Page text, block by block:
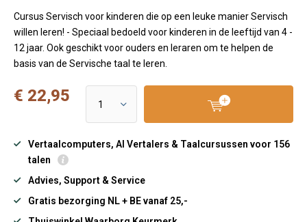
Cursus Servisch voor kinderen die op een leuke manier Servisch
willen leren! - Speciaal bedoeld voor kinderen in de leeftijd van 4 -
12 jaar. Ook geschikt voor ouders en leraren om te helpen de
basis van de Servische taal te leren.
€ 22,95
Vertaalcomputers, AI Vertalers & Taalcursussen voor 156
talen
Advies, Support & Service
Gratis bezorging NL + BE vanaf 25,-